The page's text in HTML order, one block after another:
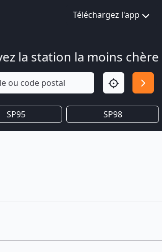
Téléchargez l'app
la station la moins chère
SP95 SP98